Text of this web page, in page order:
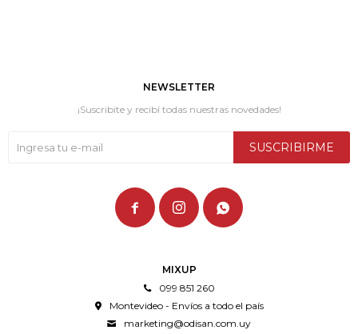
MIXUP
099 851 260
Montevideo - Envíos a todo el país
marketing@odisan.com.uy
NEWSLETTER
¡Suscribite y recibí todas nuestras novedades!
SUSCRIBIRME
  